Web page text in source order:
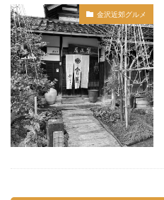
金沢近郊グルメ